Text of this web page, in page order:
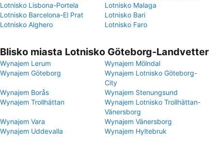
Lotnisko Lisbona-Portela
Lotnisko Malaga
Lotnisko Barcelona-El Prat
Lotnisko Bari
Lotnisko Alghero
Lotnisko Faro
Blisko miasta Lotnisko Göteborg-Landvetter
Wynajem Lerum
Wynajem Mölndal
Wynajem Göteborg
Wynajem Lotnisko Göteborg-
City
Wynajem Borås
Wynajem Stenungsund
Wynajem Trollhättan
Wynajem Lotnisko Trollhättan-
Vänersborg
Wynajem Vara
Wynajem Vänersborg
Wynajem Uddevalla
Wynajem Hyltebruk